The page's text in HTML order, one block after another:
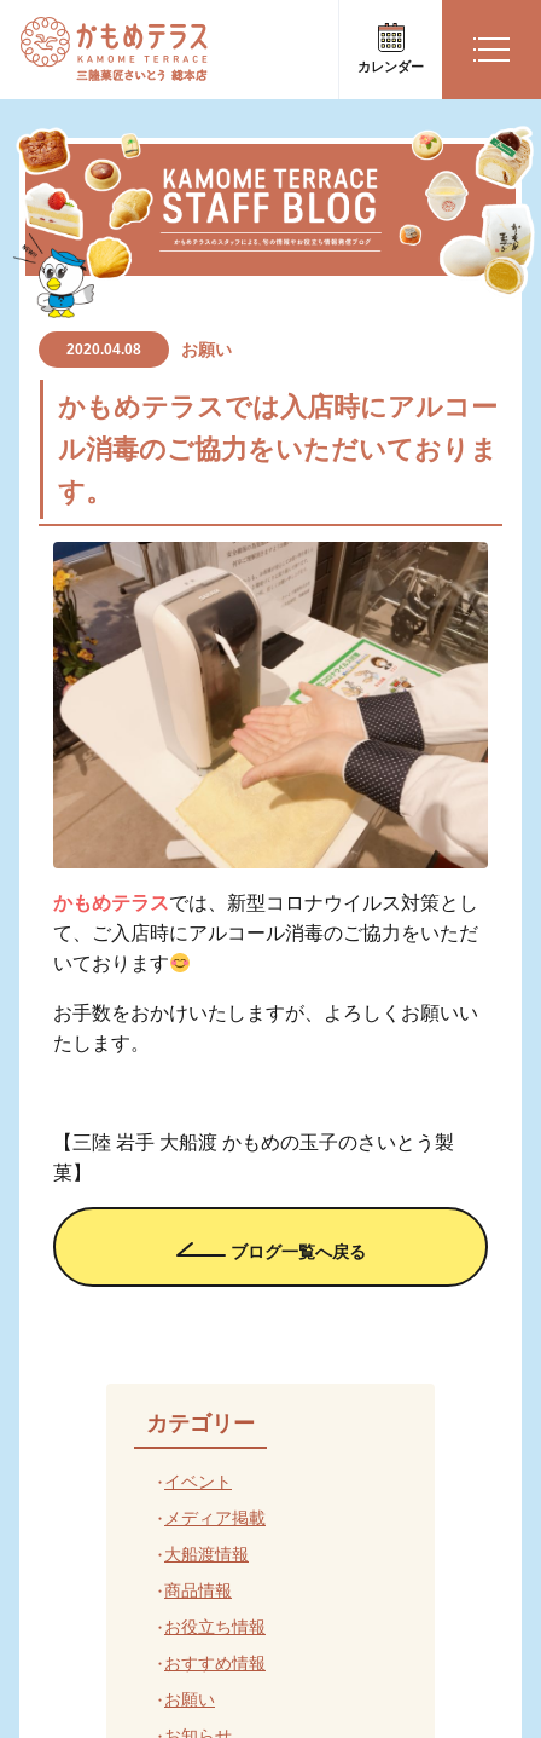
カレンダー
2020.04.08 お願い
かもめテラスでは入店時にアルコー
ル消毒のご協力をいただいておりま
す。
かもめテラスでは、新型コロナウイルス対策とし
て、ご入店時にアルコール消毒のご協力をいただ
いております
お手数をおかけいたしますが、よろしくお願いい
たします。
【三陸 岩手 大船渡 かもめの玉子のさいとう製
菓】
ブログ一覧へ戻る
カテゴリー
イベント
メディア掲載
大船渡情報
商品情報
お役立ち情報
おすすめ情報
お願い